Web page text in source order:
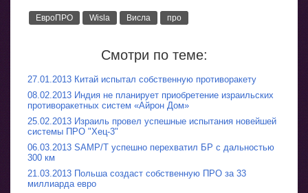
ЕвроПРО Wisla Висла про
Смотри по теме:
27.01.2013 Китай испытал собственную противоракету
08.02.2013 Индия не планирует приобретение израильских
противоракетных систем «Айрон Дом»
25.02.2013 Израиль провел успешные испытания новейшей
системы ПРО "Хец-3"
06.03.2013 SAMP/T успешно перехватил БР с дальностью
300 км
21.03.2013 Польша создаст собственную ПРО за 33
миллиарда евро